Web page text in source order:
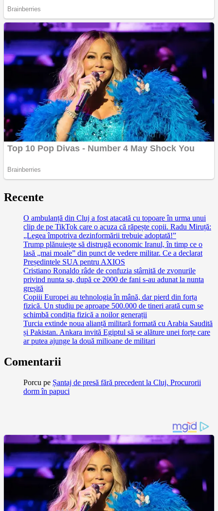
Recente
O ambulanță din Cluj a fost atacată cu topoare în urma unui
clip de pe TikTok care o acuza că răpește copii. Radu Miruță:
„Legea împotriva dezinformării trebuie adoptată!”
Trump plănuiește să distrugă economic Iranul, în timp ce o
lasă „mai moale” din punct de vedere militar. Ce a declarat
Președintele SUA pentru AXIOS
Cristiano Ronaldo râde de confuzia stârnită de zvonurile
privind nunta sa, după ce 2000 de fani s-au adunat la nunta
greșită
Copiii Europei au tehnologia în mână, dar pierd din forța
fizică. Un studiu pe aproape 500.000 de tineri arată cum se
schimbă condiția fizică a noilor generații
Turcia extinde noua alianță militară formată cu Arabia Saudită
și Pakistan. Ankara invită Egiptul să se alăture unei forțe care
ar putea ajunge la două milioane de militari
Comentarii
Porcu pe Șantaj de presă fără precedent la Cluj. Procurorii
dorm în papuci